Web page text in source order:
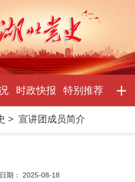
时政快报 特别推荐
>宣讲团成员简介
期： 2025-08-18